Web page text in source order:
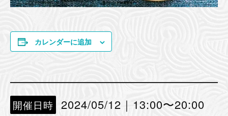
カレンダーに追加
開催日時 2024/05/12｜13:00〜20:00